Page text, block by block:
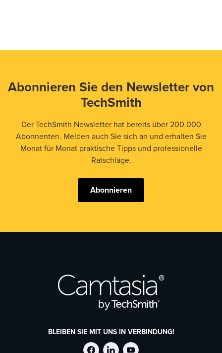
Abonnieren Sie den Newsletter von
TechSmith
Der TechSmith Newsletter hat bereits über 200.000
Abonnenten. Melden auch Sie sich an und erhalten Sie
Monat für Monat praktische Tipps und professionelle
Ratschläge.
Abonnieren
BLEIBEN SIE MIT UNS IN VERBINDUNG!